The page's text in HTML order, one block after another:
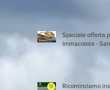
Speciale offerta
Immacolata -
Ricominciamo